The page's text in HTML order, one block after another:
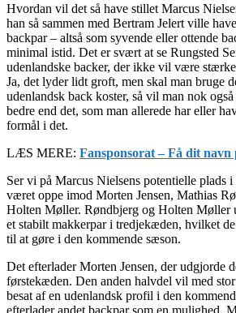
Hvordan vil det så have stillet Marcus
han så sammen med Bertram Jelert ville
backpar – altså som syvende eller ottende
minimal istid. Det er svært at se Rungsted
udenlandske backer, der ikke vil være
Ja, det lyder lidt groft, men skal man bruge
udenlandsk back koster, så vil man nok
bedre end det, som man allerede har eller
formål i det.
LÆS MERE: Fansponsorat – Få dit navn
Ser vi på Marcus Nielsens potentielle plads
været oppe imod Morten Jensen, Mathias
Holten Møller. Røndbjerg og Holten Møller
et stabilt makkerpar i tredjekæden, hvilket
til at gøre i den kommende sæson.
Det efterlader Morten Jensen, der udgjorde
førstekæden. Den anden halvdel vil med
besat af en udenlandsk profil i den
efterlader andet backpar som en mulighed.